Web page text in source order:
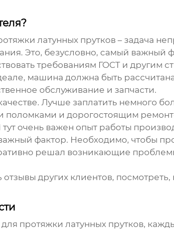
латунных прутков– задача
Это, безусловно, самый
требованиям ГОСТ и другим
машина должна быть
обслуживание и запчасти.
Лучше заплатить немного
поломками и дорогостоящим
очень важен опыт работы
фактор. Необходимо, чтобы
решал возникающие
других клиентов,
протяжки латунных прутков,